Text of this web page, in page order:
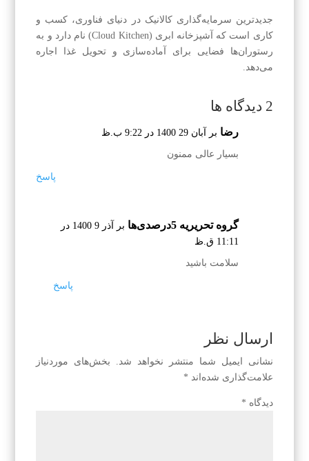
جدیدترین سرمایه‌‌گذاری کالانیک در دنیای فناوری، کسب‌ و
کاری است که آشپزخانه ابری (Cloud Kitchen) نام دارد و به
رستوران‌‌ها فضایی برای آماده‌‌سازی و تحویل غذا اجاره
می‌دهد.
2 دیدگاه ها
رضا بر آبان 29 1400 در 9:22 ب.ظ
بسیار عالی ممنون
پاسخ
گروه تحریریه 5درصدی‌ها
بر آذر 9 1400 در
11:11 ق.ظ
سلامت باشید
پاسخ
ارسال نظر
نشانی ایمیل شما منتشر نخواهد شد.
بخش‌های موردنیاز
علامت‌گذاری شده‌اند *
دیدگاه *